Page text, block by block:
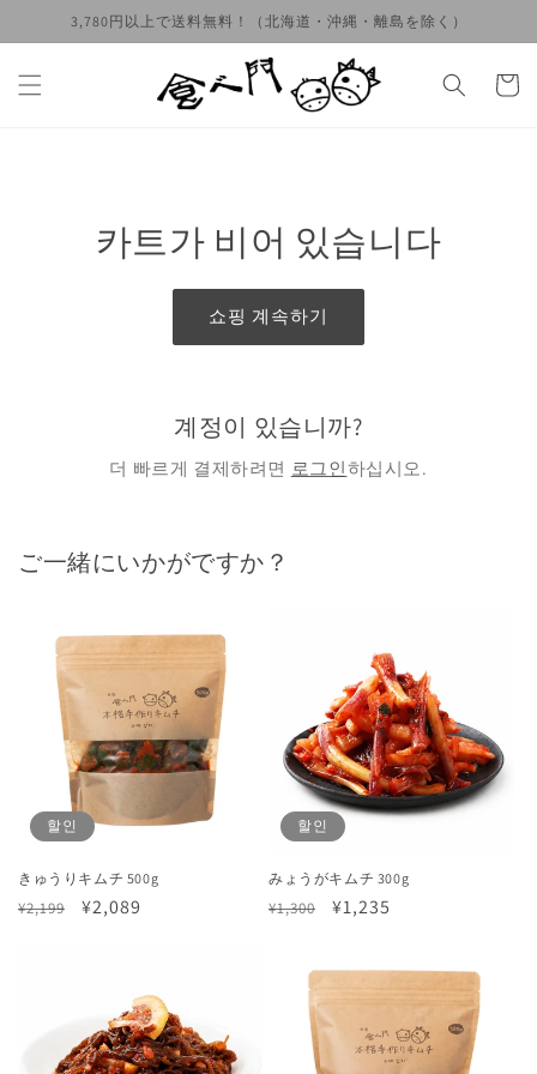
로 건너
뛰기
3,780円以上で送料無料！（北海道・沖縄・離島を除く）
트
카트가 비어 있습니다
쇼핑 계속하기
계정이 있습니까?
더 빠르게 결제하려면 로그인하십시오.
ご一緒にいかがですか？
할인
きゅうりキムチ 500g
정
¥2,199
할
¥2,089
할인
みょうがキムチ 300g
정
¥1,300
할
가
¥1,235